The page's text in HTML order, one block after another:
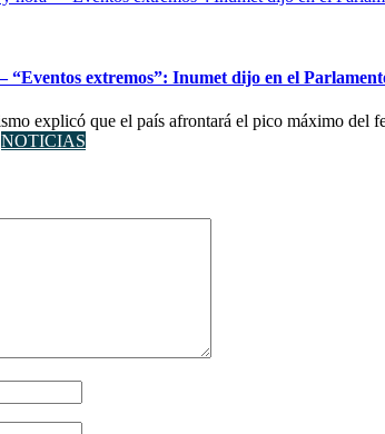
“Eventos extremos”: Inumet dijo en el
explicó que el país afrontará el pico máximo del
NOTICIAS